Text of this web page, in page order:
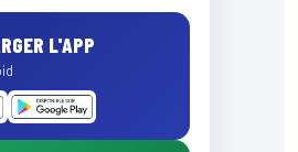
L'APP